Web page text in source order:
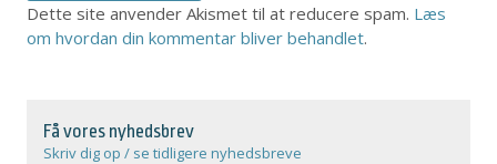
Dette site anvender Akismet til at reducere spam. Læs
om hvordan din kommentar bliver behandlet.
Få vores nyhedsbrev
Skriv dig op / se tidligere nyhedsbreve